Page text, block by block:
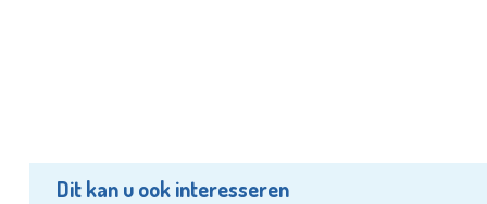
Dit kan u ook interesseren